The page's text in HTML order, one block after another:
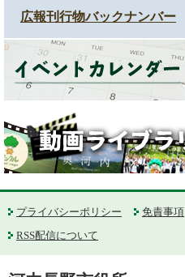
広報刊行物バックナンバー
プライバシーポリシー 免責事項
RSS配信について